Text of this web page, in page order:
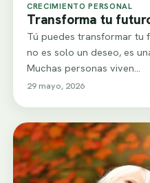
CRECIMIENTO PERSONAL
Transforma tu
Tú puedes transformar
no es solo un deseo, es
Muchas personas viven…
29 mayo, 2026